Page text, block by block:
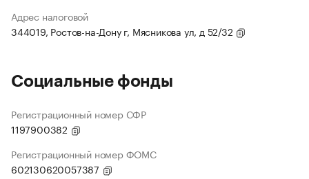
Адрес налоговой
344019, Ростов-на-Дону г, Мясникова ул, д 52/32
Социальные фонды
Регистрационный номер СФР
1197900382
Регистрационный номер ФОМС
602130620057387